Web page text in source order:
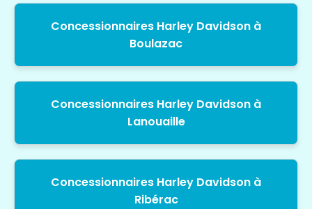
Concessionnaires Harley Davidson à
Boulazac
Concessionnaires Harley Davidson à
Lanouaille
Concessionnaires Harley Davidson à
Ribérac